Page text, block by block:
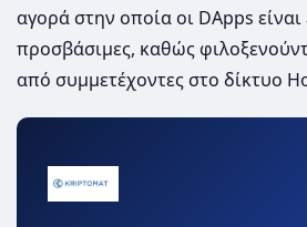
αγορά στην οποία οι DApps
προσβάσιμες, καθώς
από συμμετέχοντες στο δίκτυο